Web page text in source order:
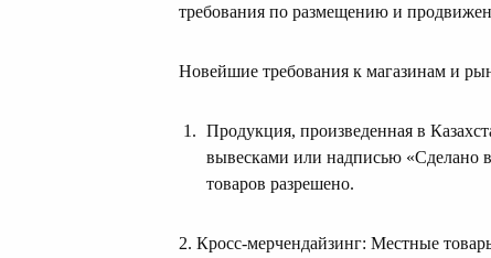
требования по размещению и
Новейшие требования к магазинам и
Продукция, произведенная в
вывесками или надписью «Сделано
товаров разрешено.
2. Кросс-мерчендайзинг: Местные